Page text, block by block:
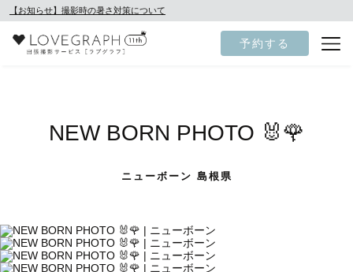
【お知らせ】撮影時の暑さ対策について
予約する
NEW BORN PHOTO 🐰🌹
ニューボーン 島根県